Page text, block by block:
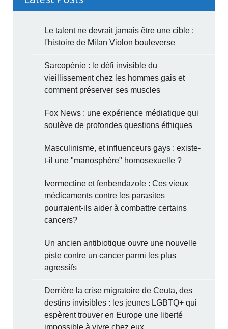
Le talent ne devrait jamais être une cible :
l'histoire de Milan Violon bouleverse
Sarcopénie : le défi invisible du
vieillissement chez les hommes gais et
comment préserver ses muscles
Fox News : une expérience médiatique qui
soulève de profondes questions éthiques
Masculinisme, et influenceurs gays : existe-
t-il une "manosphère" homosexuelle ?
Ivermectine et fenbendazole : Ces vieux
médicaments contre les parasites
pourraient-ils aider à combattre certains
cancers?
Un ancien antibiotique ouvre une nouvelle
piste contre un cancer parmi les plus
agressifs
Derrière la crise migratoire de Ceuta, des
destins invisibles : les jeunes LGBTQ+ qui
espèrent trouver en Europe une liberté
impossible à vivre chez eux